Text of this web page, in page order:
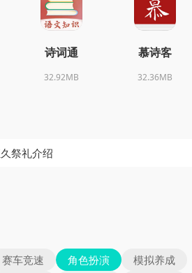
诗词通
32.92MB
慕诗客
32.36MB
祭礼介绍
赛车竞速 角色扮演
模拟养成